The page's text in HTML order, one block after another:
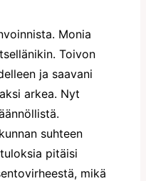
Monia
Toivon
ja saavani
arkea. Nyt
suhteen
pitäisi
mikä